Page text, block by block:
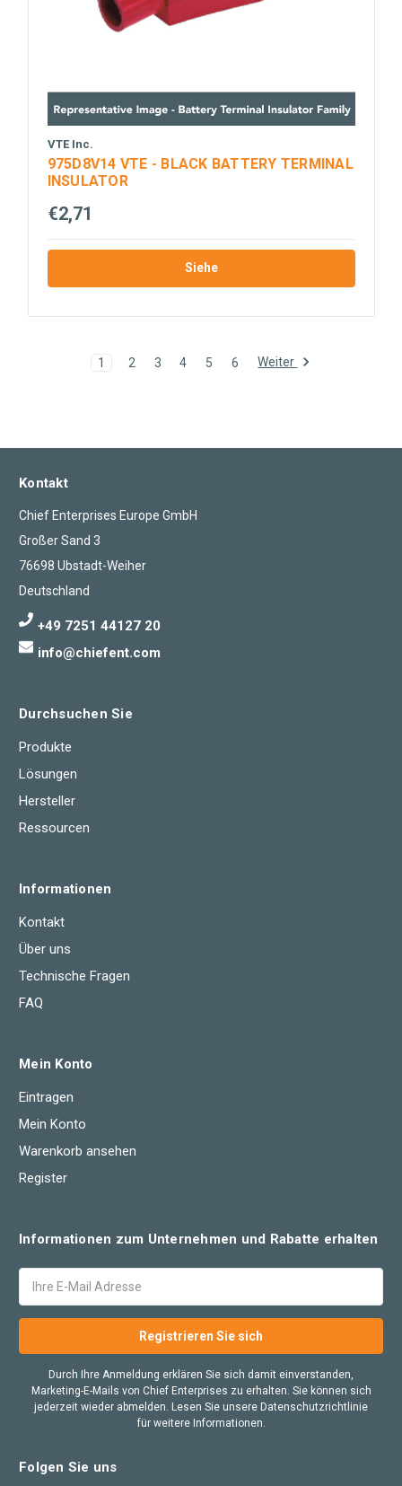
VTE Inc.
975D8V14 VTE - BLACK BATTERY TERMINAL
INSULATOR
€2,71
Siehe
1 2 3 4 5 6 Weiter
Kontakt
Chief Enterprises Europe GmbH
Großer Sand 3
76698 Ubstadt-Weiher
Deutschland
+49 7251 44127 20
info@chiefent.com
Durchsuchen Sie
Produkte
Lösungen
Hersteller
Ressourcen
Informationen
Kontakt
Über uns
Technische Fragen
FAQ
Mein Konto
Eintragen
Mein Konto
Warenkorb ansehen
Register
Informationen zum Unternehmen und Rabatte erhalten
Mail
Durch Ihre Anmeldung erklären Sie sich damit einverstanden,
Marketing-E-Mails von Chief Enterprises zu erhalten. Sie können sich
jederzeit wieder abmelden. Lesen Sie unsere Datenschutzrichtlinie
für weitere Informationen.
Folgen Sie uns